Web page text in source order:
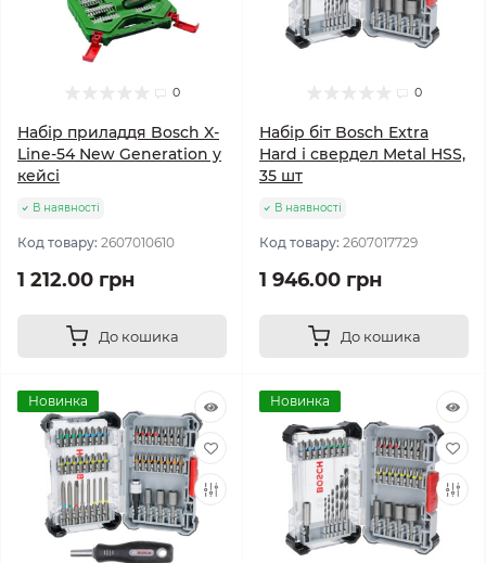
0
Набір приладдя Bosch X-
Line-54 New Generation у
кейсі
В наявності
Код товару: 2607010610
1 212.00 грн
До кошика
0
Набір біт Bosch Extra
Hard і свердел Metal HSS,
35 шт
В наявності
Код товару: 2607017729
1 946.00 грн
До кошика
Новинка Новинка